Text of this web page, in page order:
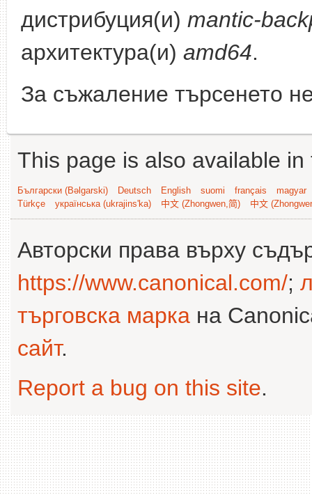
дистрибуция(и) mantic-
архитектура(и) amd64.
За съжаление търсенето
This page is also available
Български (Bəlgarski) Deutsch English suomi français
magyar
Türkçe
українська (ukrajins'ka) 中文 (Zhongwen,简) 中文
Авторски права върху
https://www.canonical.com/;
търговска марка на
сайт.
Report a bug on this site.